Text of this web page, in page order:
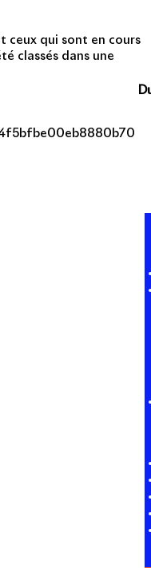
ceux qui sont en cours
classés dans une